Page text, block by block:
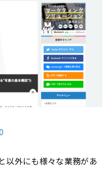
以外にも様々な業務があ